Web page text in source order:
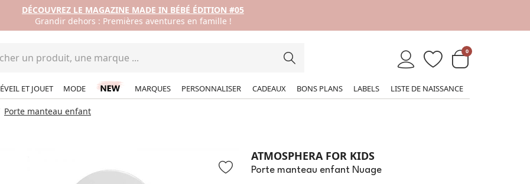
DÉCOUVREZ LE MAGAZINE MADE IN BÉBÉ ÉDITION #05
Grandir dehors : Premières aventures en famille !
0
ÉVEIL ET JOUET MODE MARQUES PERSONNALISER CADEAUX BONS PLANS LABELS LISTE DE NAISSANCE
Porte manteau enfant
ATMOSPHERA FOR KIDS
Porte manteau enfant Nuage